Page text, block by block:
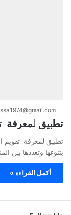
تطبيق لمعرفة
تطبيق لمعرفة تقويم
بتنوعها وتعددها بين
أكمل القراءة »